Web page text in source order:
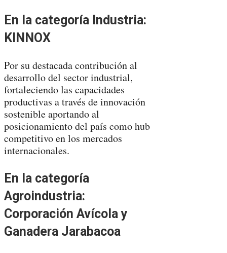
En la categoría Industria:
KINNOX
Por su destacada contribución al
desarrollo del sector industrial,
fortaleciendo las capacidades
productivas a través de innovación
sostenible aportando al
posicionamiento del país como hub
competitivo en los mercados
internacionales.
En la categoría
Agroindustria:
Corporación Avícola y
Ganadera Jarabacoa